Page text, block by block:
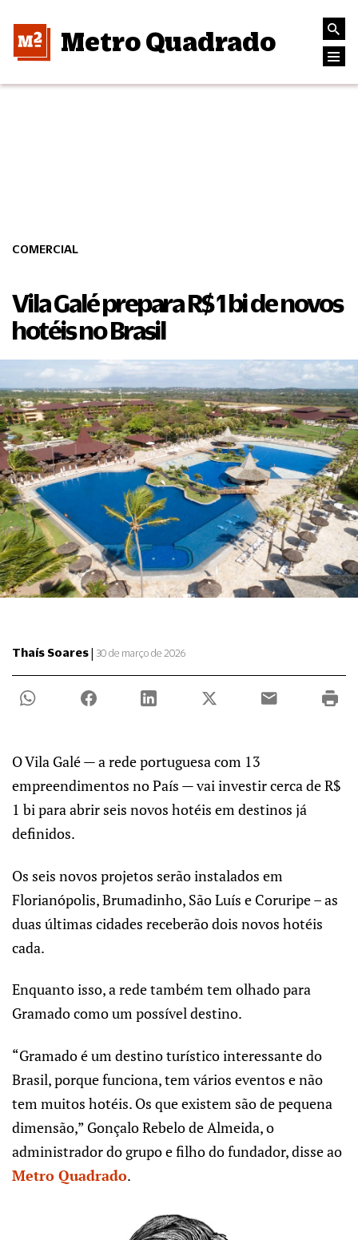
Metro Quadrado
COMERCIAL
Vila Galé prepara R$ 1 bi de novos
hotéis no Brasil
Thaís Soares| 30 de março de 2026
O Vila Galé — a rede portuguesa com 13
empreendimentos no País — vai investir cerca de R$
1 bi para abrir seis novos hotéis em destinos já
definidos.
Os seis novos projetos serão instalados em
Florianópolis, Brumadinho, São Luís e Coruripe – as
duas últimas cidades receberão dois novos hotéis
cada.
Enquanto isso, a rede também tem olhado para
Gramado como um possível destino.
“Gramado é um destino turístico interessante do
Brasil, porque funciona, tem vários eventos e não
tem muitos hotéis. Os que existem são de pequena
dimensão,” Gonçalo Rebelo de Almeida, o
administrador do grupo e filho do fundador, disse ao
Metro Quadrado.